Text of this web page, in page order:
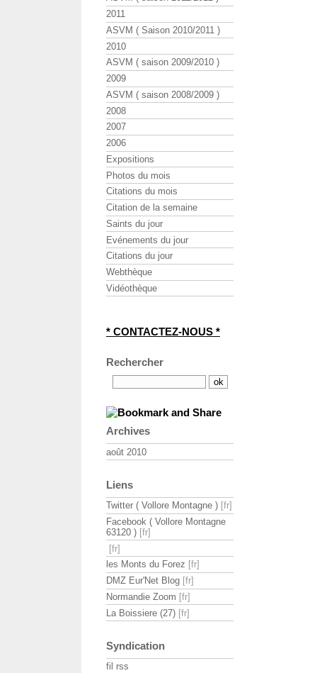
2011
ASVM ( Saison 2010/2011 )
2010
ASVM ( saison 2009/2010 )
2009
ASVM ( saison 2008/2009 )
2008
2007
2006
Expositions
Photos du mois
Citations du mois
Citation de la semaine
Saints du jour
Evénements du jour
Citations du jour
Webthèque
Vidéothèque
* CONTACTEZ-NOUS *
Rechercher
Archives
août 2010
Liens
Twitter ( Vollore Montagne )
Facebook ( Vollore Montagne
63120 )
les Monts du Forez
DMZ Eur'Net Blog
Normandie Zoom
La Boissiere (27)
Syndication
fil rss